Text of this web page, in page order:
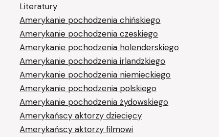
Literatury
Amerykanie pochodzenia chińskiego
Amerykanie pochodzenia czeskiego
Amerykanie pochodzenia holenderskiego
Amerykanie pochodzenia irlandzkiego
Amerykanie pochodzenia niemieckiego
Amerykanie pochodzenia polskiego
Amerykanie pochodzenia żydowskiego
Amerykańscy aktorzy dziecięcy
Amerykańscy aktorzy filmowi